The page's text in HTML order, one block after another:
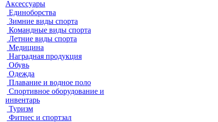
Аксессуары
Единоборства
Зимние виды спорта
Командные виды спорта
Летние виды спорта
Медицина
Наградная продукция
Обувь
Одежда
Плавание и водное поло
Спортивное оборудование и
инвентарь
Туризм
Фитнес и спортзал